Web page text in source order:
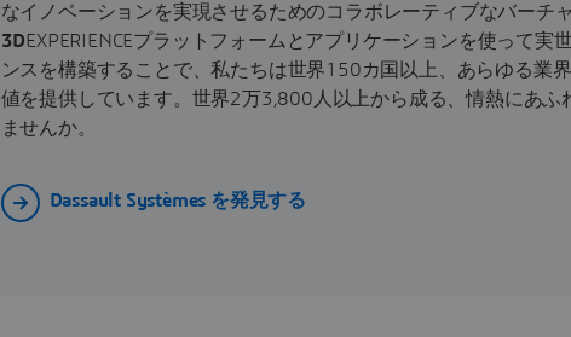
なイノベーションを実現させるためのコラボレーティブなバーチ
3DEXPERIENCEプラットフォームとアプリケーションを使って実
ンスを構築することで、私たちは世界150カ国以上、あらゆる業
値を提供しています。世界2万3,800人以上から成る、情熱にあふ
ませんか。
Dassault Systèmes を発見する